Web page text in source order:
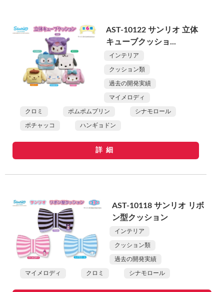
AST-10122 サンリオ 立体
キューブクッショ...
インテリア
クッション類
過去の開発実績
マイメロディ
クロミ ポムポムプリン シナモロール
ポチャッコ ハンギョドン
詳細
AST-10118 サンリオ リボ
ン型クッション
インテリア
クッション類
過去の開発実績
マイメロディ クロミ シナモロール